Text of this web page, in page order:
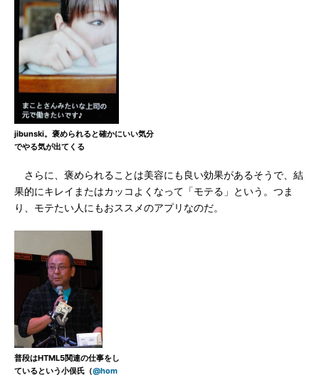
jibunski。褒められると確かにいい気分
でやる気が出てくる
さらに、褒められることは美容にも良い効果があるそうで、結
果的にキレイまたはカッコよくなって「モテる」という。つま
り、モテたい人にもおススメのアプリなのだ。
普段はHTML5関連の仕事をし
ているという小俣氏（@hom